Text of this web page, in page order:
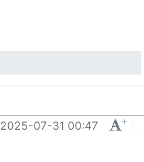
2025-07-31 00:47 +